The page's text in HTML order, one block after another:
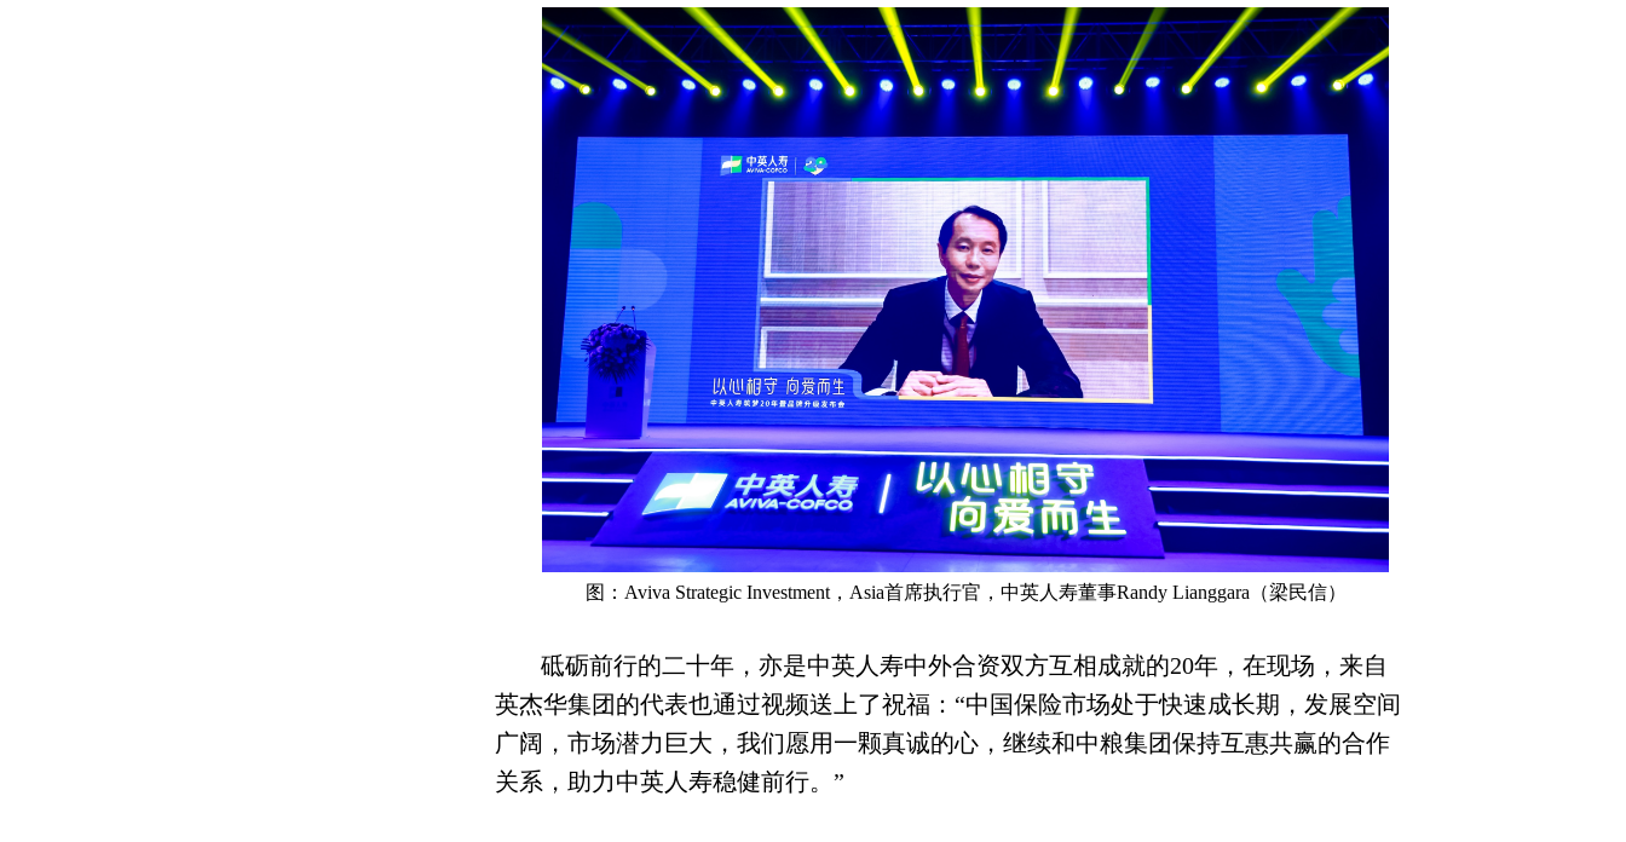
图： Aviva Strategic Investment， Asia首席执行官，中英人寿董事Randy Lianggara （梁民信）
砥砺前行的二十年，亦是中英人寿中外合资双方互相成就的20年，在现场，来自
英杰华集团的代表也通过视频送上了祝福：“中国保险市场处于快速成长期，发展空间
广阔，市场潜力巨大，我们愿用一颗真诚的心，继续和中粮集团保持互惠共赢的合作
关系，助力中英人寿稳健前行。”